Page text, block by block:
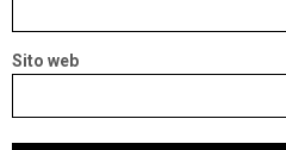
Sito web